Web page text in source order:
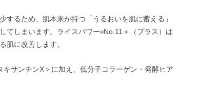
るため、肌本来が持つ「うるおいを肌に蓄える」
てしまいます。ライスパワー®No.11＋（プラス）は
肌に改善します。
サンチンX＞に加え、低分子コラーゲン・発酵ヒア